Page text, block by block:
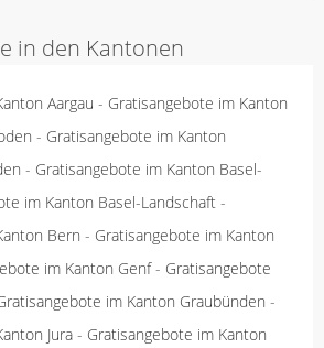
in den Kantonen
Aargau - Gratisangebote im Kanton
- Gratisangebote im Kanton
- Gratisangebote im Kanton Basel-
im Kanton Basel-Landschaft -
Bern - Gratisangebote im Kanton
im Kanton Genf- Gratisangebote
im Kanton Graubünden -
Jura - Gratisangebote im Kanton